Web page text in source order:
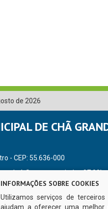
de 2026
DE CHÃ
- CEP: 55.636-000
à Sexta, a partir das
INFORMAÇÕES SOBRE COOKIES
Utilizamos serviços de
ajudam a oferecer uma melhor